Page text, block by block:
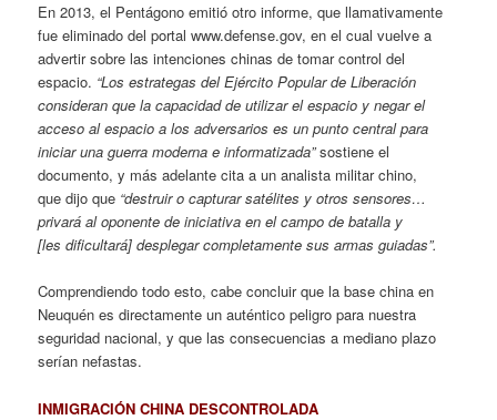
En 2013, el Pentágono emitió otro informe, que llamativamente
fue eliminado del portal www.defense.gov, en el cual vuelve a
advertir sobre las intenciones chinas de tomar control del
espacio. “Los estrategas del Ejército Popular de Liberación
consideran que la capacidad de utilizar el espacio y negar el
acceso al espacio a los adversarios es un punto central para
iniciar una guerra moderna e informatizada”sostiene el
documento, y más adelante cita a un analista militar chino,
que dijo que “destruir o capturar satélites y otros sensores…
privará al oponente de iniciativa en el campo de batalla y
[les dificultará] desplegar completamente sus armas guiadas”.
Comprendiendo todo esto, cabe concluir que la base china en
Neuquén es directamente un auténtico peligro para nuestra
seguridad nacional, y que las consecuencias a mediano plazo
serían nefastas.
INMIGRACIÓN CHINA DESCONTROLADA